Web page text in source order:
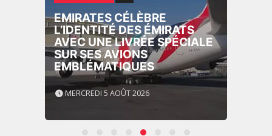
EMIRATES CÉLÈBRE
L’IDENTITÉ DES ÉMIRATS
AVEC UNE LIVRÉE SPÉCIALE
SUR SES AVIONS
EMBLÉMATIQUES
MERCREDI 5 AOÛT 2026